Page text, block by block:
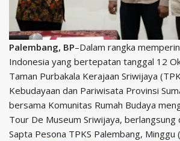
Palembang, BP–Dalam rangka
Indonesia yang bertepatan tanggal 12
Taman Purbakala Kerajaan Sriwijaya
Kebudayaan dan Pariwisata Provinsi
bersama Komunitas Rumah Budaya
Tour De Museum Sriwijaya,
Sapta Pesona TPKS Palembang, Minggu